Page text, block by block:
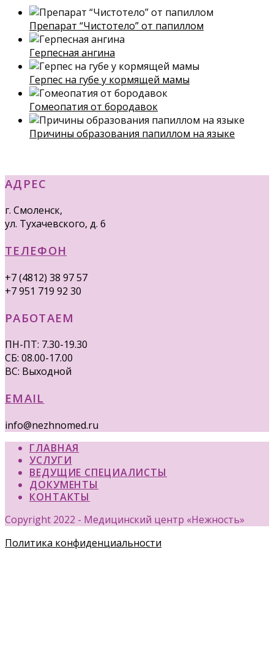
Препарат “Чистотело” от папиллом
Герпесная ангина
Герпес на губе у кормящей мамы
Гомеопатия от бородавок
Причины образования папиллом на языке
АДРЕС
г. Смоленск,
ул. Тухачевского, д. 6
ТЕЛЕФОН
+7 (4812) 38 97 57
+7 951 719 92 30
РАБОТАЕМ
ПН-ПТ: 7.30-19.30
СБ: 08.00-17.00
ВС: Выходной
EMAIL
info@nezhnomed.ru
ГЛАВНАЯ
УСЛУГИ
ВЕДУЩИЕ СПЕЦИАЛИСТЫ
ДОКУМЕНТЫ
КОНТАКТЫ
Copyright 2022 - Медицинский центр «Нежность»
Политика конфиденциальности